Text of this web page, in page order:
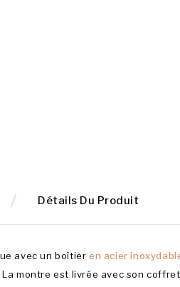
Détails Du Produit
avec un boîtieren acier
La montre est livrée avec son